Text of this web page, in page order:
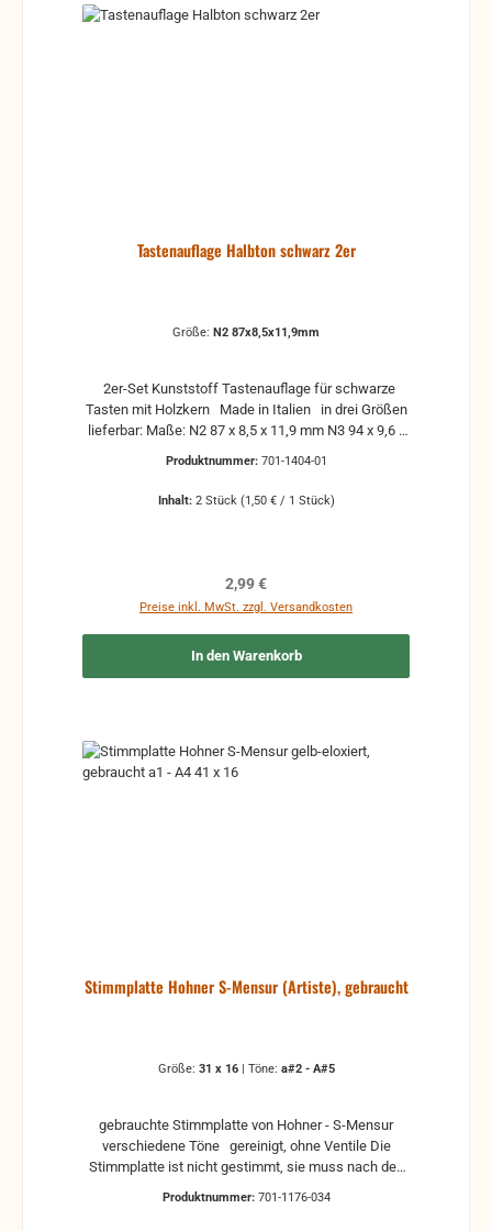
Tastenauflage Halbton schwarz 2er
Größe: N2 87x8,5x11,9mm
Tasten mit Holzkern Made in Italien in drei Größen
lieferbar: Maße: N2 87 x 8,5 x 11,9 mm N3 94 x 9,6 x
Produktnummer: 701-1404-01
Inhalt: 2 Stück (1,50 € / 1 Stück)
Regulärer Preis:
2,99 €
Preise inkl. MwSt. zzgl. Versandkosten
In den Warenkorb
Stimmplatte Hohner S-Mensur (Artiste), gebraucht
Größe: 31 x 16 Töne: a#2 - A#5
gebrauchte Stimmplatte von Hohner - S-Mensur
verschiedene Töne gereinigt, ohne Ventile Die
Stimmplatte ist nicht gestimmt, sie muss nach den
Produktnummer: 701-1176-034